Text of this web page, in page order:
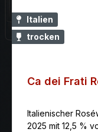
Italien
trocken
Ca dei Frati
Italienischer
2025 mit 12,5 %